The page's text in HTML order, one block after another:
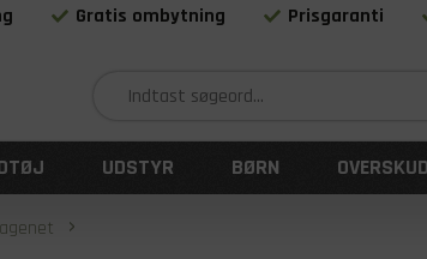
Gratis ombytning Prisgaranti
UDSTYR BØRN